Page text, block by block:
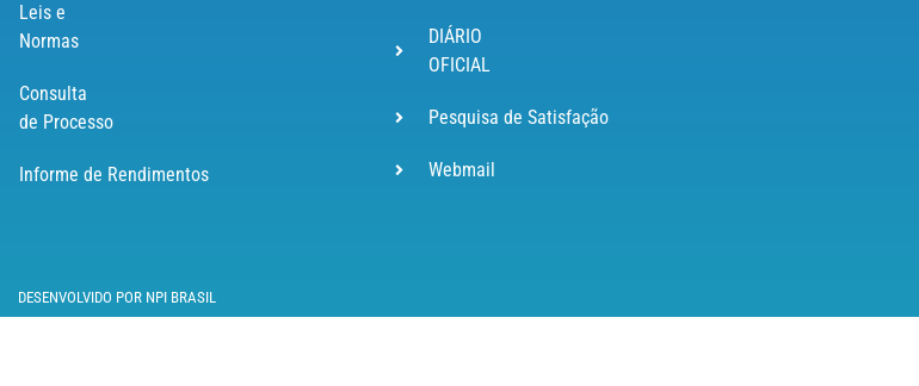
Leis e
Normas
Consulta
de Processo
Informe de Rendimentos
DIÁRIO
OFICIAL
Pesquisa de Satisfação
Webmail
DESENVOLVIDO POR NPI BRASIL